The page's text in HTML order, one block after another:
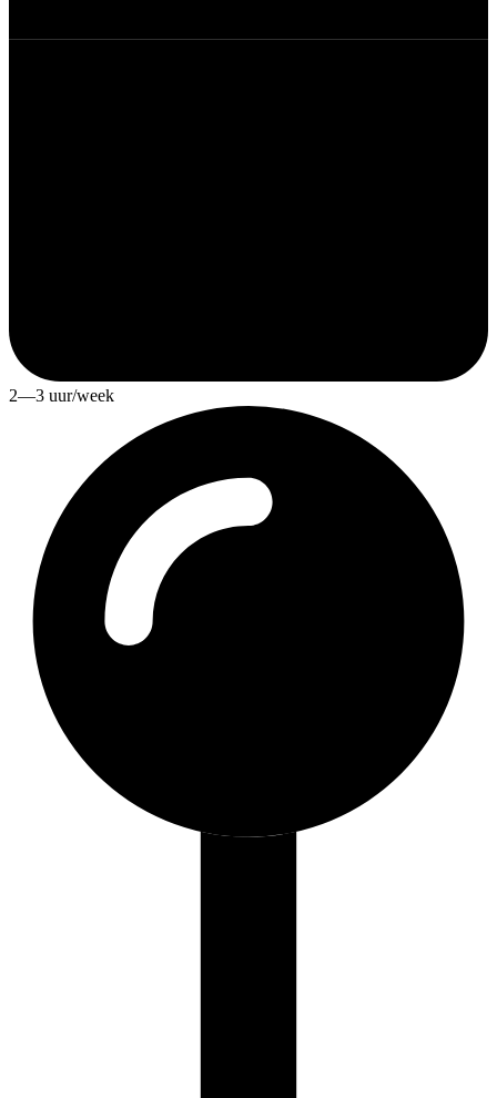
2—3 uur/week